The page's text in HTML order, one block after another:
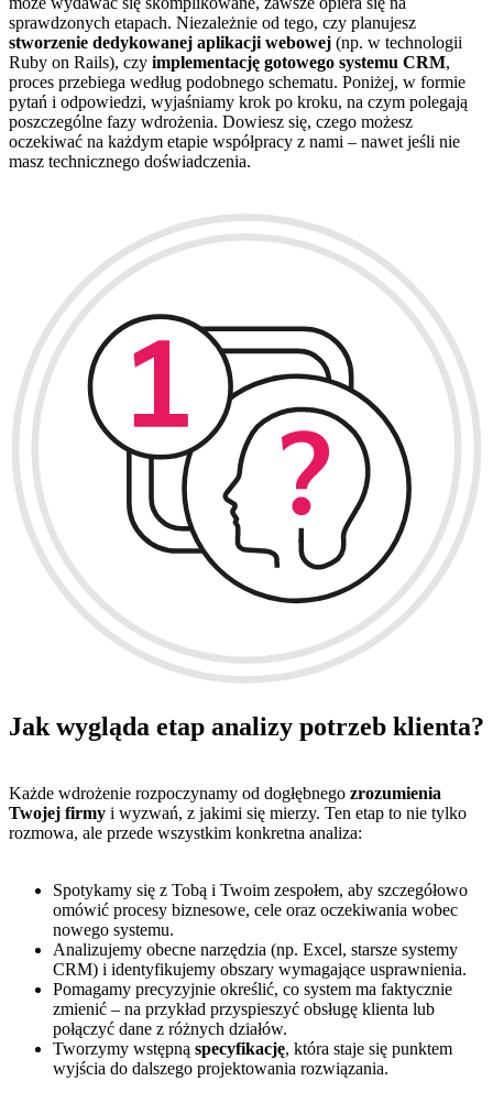
sprawdzonych etapach. Niezależnie od tego, czy planujesz
stworzenie dedykowanej aplikacji webowej (np. w technologii
Ruby on Rails), czy implementację gotowego systemu CRM,
proces przebiega według podobnego schematu. Poniżej, w formie
pytań i odpowiedzi, wyjaśniamy krok po kroku, na czym polegają
poszczególne fazy wdrożenia. Dowiesz się, czego możesz
oczekiwać na każdym etapie współpracy z nami – nawet jeśli nie
masz technicznego doświadczenia.
Jak wygląda etap analizy potrzeb klienta?
Każde wdrożenie rozpoczynamy od dogłębnego zrozumienia
Twojej firmy i wyzwań, z jakimi się mierzy. Ten etap to nie tylko
rozmowa, ale przede wszystkim konkretna analiza:
Spotykamy się z Tobą i Twoim zespołem, aby szczegółowo
omówić procesy biznesowe, cele oraz oczekiwania wobec
nowego systemu.
Analizujemy obecne narzędzia (np. Excel, starsze systemy
CRM) i identyfikujemy obszary wymagające usprawnienia.
Pomagamy precyzyjnie określić, co system ma faktycznie
zmienić – na przykład przyspieszyć obsługę klienta lub
połączyć dane z różnych działów.
Tworzymy wstępną specyfikację, która staje się punktem
wyjścia do dalszego projektowania rozwiązania.